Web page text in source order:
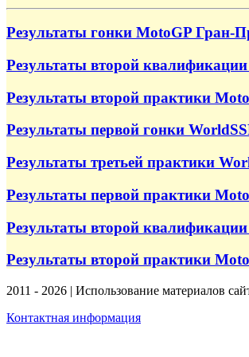
Результаты гонки MotoGP Гран-
Результаты второй
Результаты второй практики
Результаты первой гонки
Результаты третьей практики
Результаты первой практики
Результаты второй
Результаты второй практики
2011 - 2026 | Использование материалов
Контактная информация